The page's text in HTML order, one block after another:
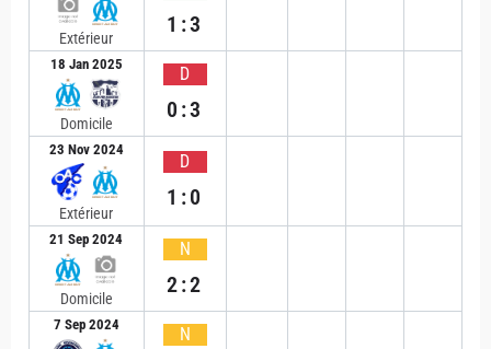
Extérieur
1:3
18 Jan 2025
Domicile
D
0:3
23 Nov 2024
Extérieur
D
1:0
21 Sep 2024
Domicile
N
2:2
7 Sep 2024 N